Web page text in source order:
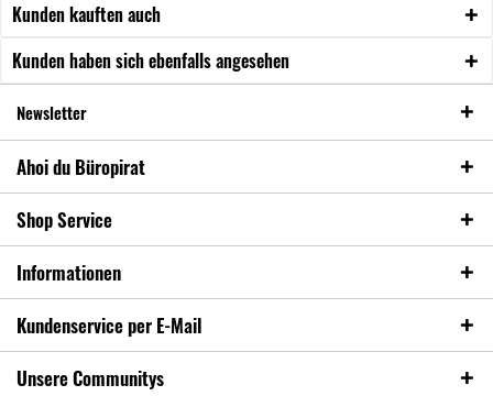
Kunden kauften auch
Kunden haben sich ebenfalls angesehen
Newsletter
Ahoi du Büropirat
Shop Service
Informationen
Kundenservice per E-Mail
Unsere Communitys